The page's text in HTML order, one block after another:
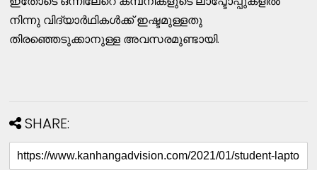
നിന്നു വിദ്യാർഥികൾക്ക് ഇഷ്ടമുള്ളതു
തിരഞ്ഞെടുക്കാനുള്ള അവസരമുണ്ടായി.
SHARE: